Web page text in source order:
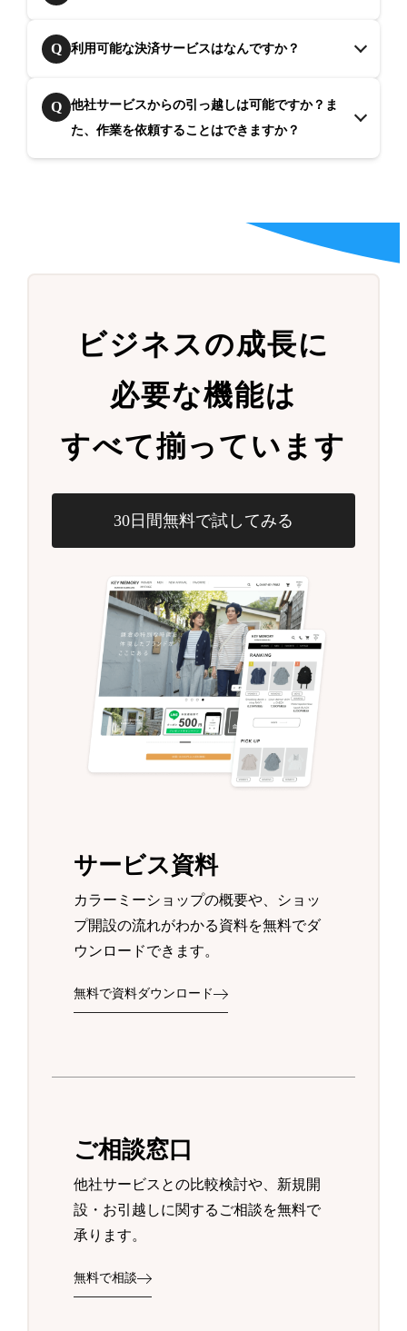
Q 利用可能な決済サービスはなんですか？
Q
他社サービスからの引っ越しは可能ですか？ま
た、作業を依頼することはできますか？
ビジネスの成長に
必要な機能は
すべて揃っています
30日間無料で試してみる
サービス資料
カラーミーショップの概要や、ショッ
プ開設の流れがわかる資料を無料でダ
ウンロードできます。
無料で資料ダウンロード
ご相談窓口
他社サービスとの比較検討や、新規開
設・お引越しに関するご相談を無料で
承ります。
無料で相談